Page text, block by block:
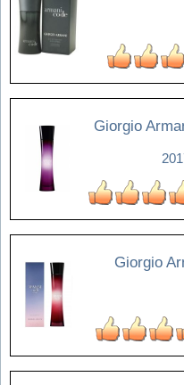
Giorgio
Giorgio